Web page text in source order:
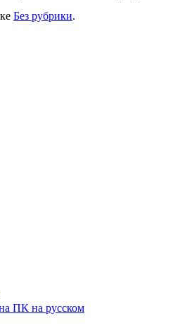
Без рубрики.
ПК на русском